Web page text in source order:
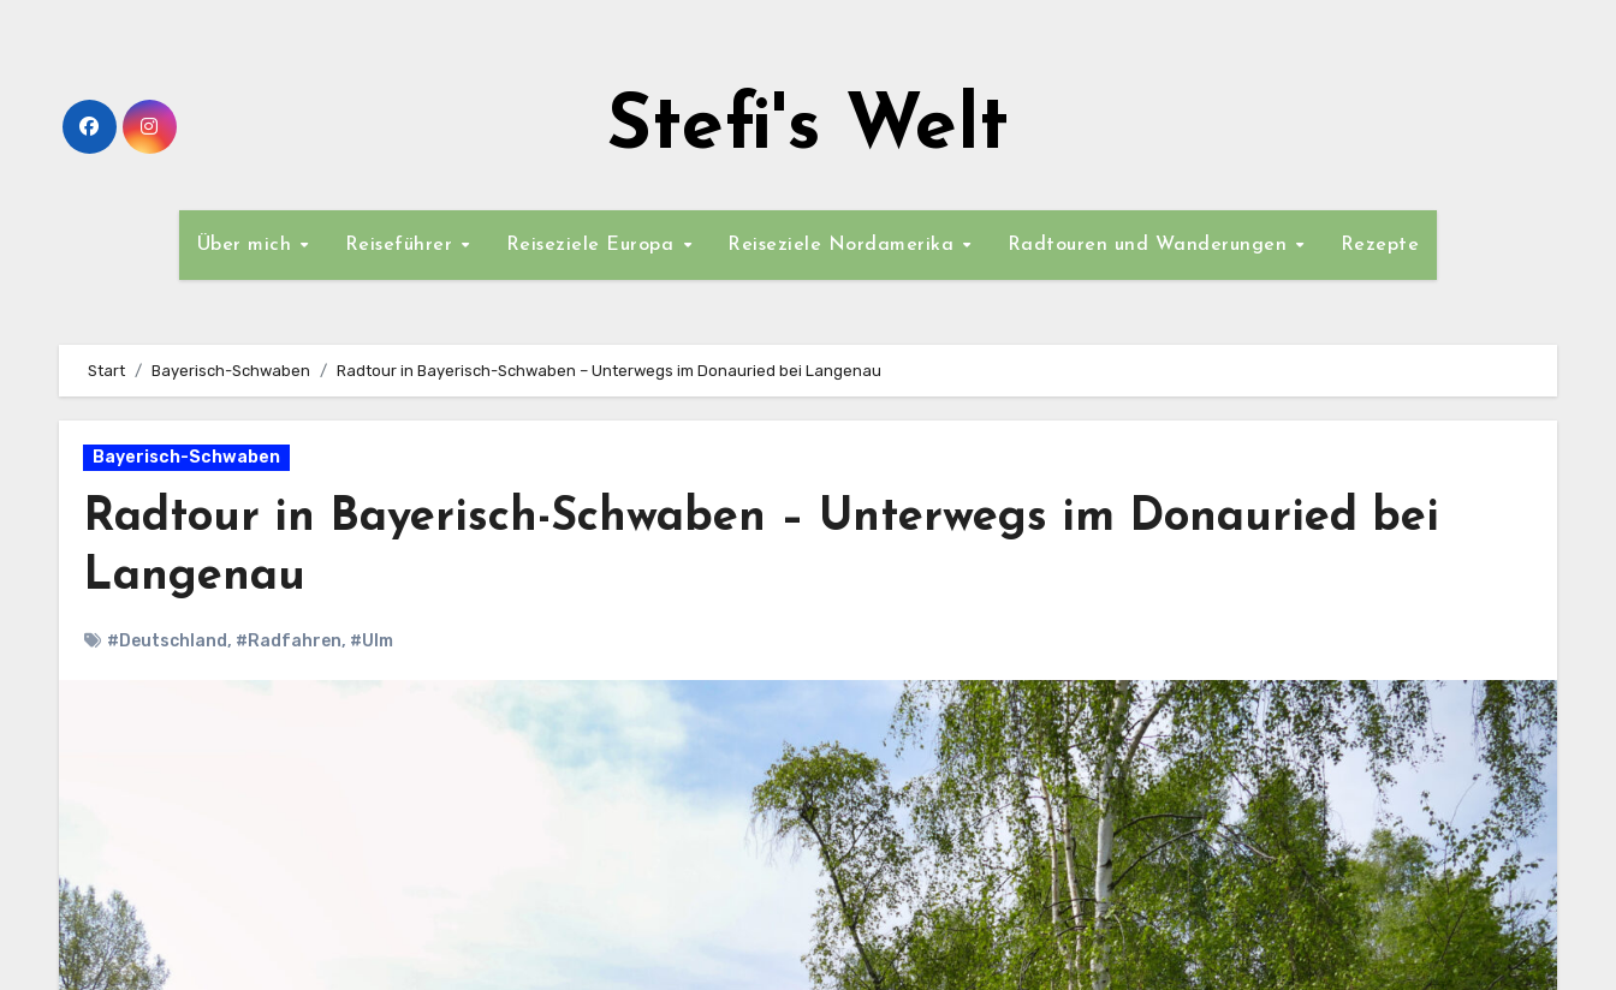
Stefi's Welt
Über mich Reiseführer Reiseziele Europa Reiseziele Nordamerika Radtouren und Wanderungen Rezepte
Start Bayerisch-Schwaben Radtour in Bayerisch-Schwaben – Unterwegs im Donauried bei Langenau
Bayerisch-Schwaben
Radtour in Bayerisch-Schwaben – Unterwegs im Donauried bei
Langenau
#Deutschland, #Radfahren, #Ulm